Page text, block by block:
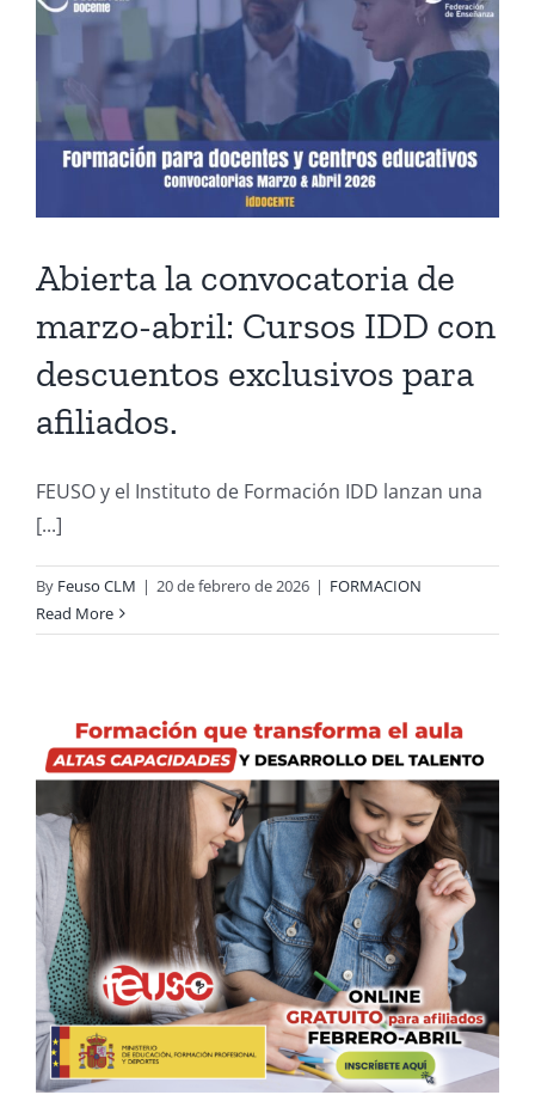
Abierta la convocatoria de
marzo-abril: Cursos IDD con
descuentos exclusivos para
afiliados.
FEUSO y el Instituto de Formación IDD lanzan una
[...]
By Feuso CLM | 20 de febrero de 2026 | FORMACION
Read More